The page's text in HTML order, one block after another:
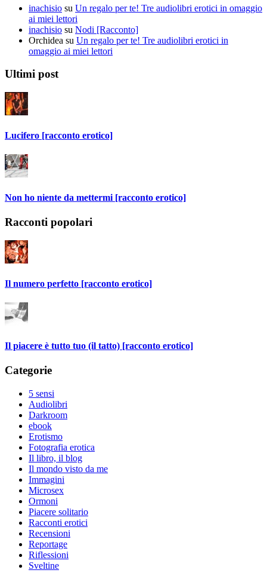
inachisio su Un regalo per te! Tre audiolibri erotici in omaggio
ai miei lettori
inachisio su Nodi [Racconto]
Orchidea su Un regalo per te! Tre audiolibri erotici in
omaggio ai miei lettori
Ultimi post
Lucifero [racconto erotico]
Non ho niente da mettermi [racconto erotico]
Racconti popolari
Il numero perfetto [racconto erotico]
Il piacere è tutto tuo (il tatto) [racconto erotico]
Categorie
5 sensi
Audiolibri
Darkroom
ebook
Erotismo
Fotografia erotica
Il libro, il blog
Il mondo visto da me
Immagini
Microsex
Ormoni
Piacere solitario
Racconti erotici
Recensioni
Reportage
Riflessioni
Sveltine